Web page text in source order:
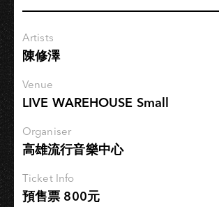
流
公
Artists
陳修澤
Venue
LIVE WAREHOUSE Small
Organiser
高雄流行音樂中心
Ticket Info
預售票 800元